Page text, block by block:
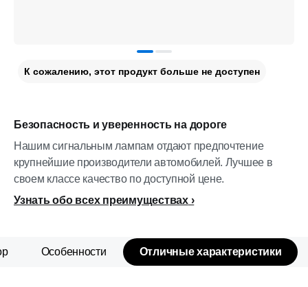
Безопасность и уверенность на дороге
Нашим сигнальным лампам отдают предпочтение
крупнейшие производители автомобилей. Лучшее в
своем классе качество по доступной цене.
Узнать обо всех преимуществах
К сожалению, этот продукт больше не доступен
Особенности Отличные характеристики